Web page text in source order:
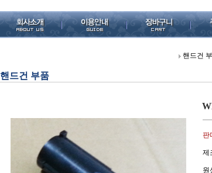
핸드건
핸드건 부품
판
제
원